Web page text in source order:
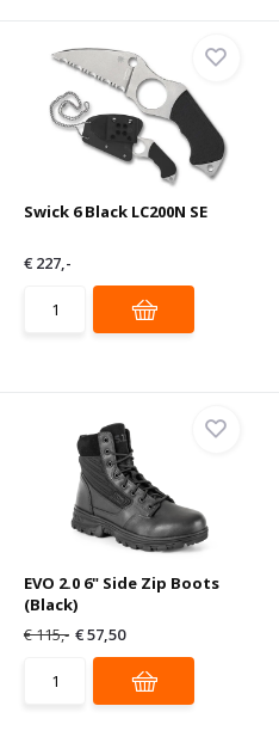
Swick 6 Black LC200N SE
€ 227,-
EVO 2.0 6" Side Zip Boots
(Black)
€ 115,- € 57,50